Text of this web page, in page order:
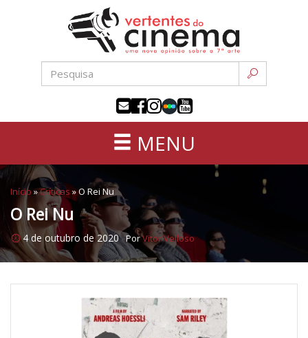
conteúdo
sétima
MENU
Início »Críticas »O Rei Nu
O Rei Nu
4 de outubro de 2020 PorVitor Velloso